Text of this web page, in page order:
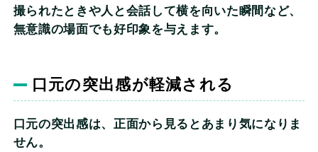
撮られたときや人と会話して横を向いた瞬間など、
無意識の場面でも好印象を与えます。
口元の突出感が軽減される
口元の突出感は、正面から見るとあまり気になりま
せん。